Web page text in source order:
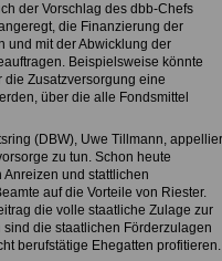
der Vorschlag des dbb-Chefs
die Finanzierung der
und mit der Abwicklung der
Beispielsweise könnte
Zusatzversorgung eine
über die alle Fondsmittel
(DBW), Uwe Tillmann,
zu tun. Schon heute
Anreizen und stattlichen
auf die Vorteile von Riester.
die volle staatliche Zulage zur
sind die staatlichen Förderzulagen
berufstätige Ehegatten profitieren.